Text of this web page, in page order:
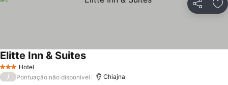
Partilhar
3 EstrelasHotel
Elitte Inn & SuitesVer preços
/ Pontuação não disponível Chiajna